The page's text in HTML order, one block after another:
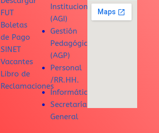
FUT
Boletas
de Pago
SINET
Vacantes
Libro de
Reclamaciones
Institucional
(AGI)
Gestión
Pedagógica
(AGP)
Personal
/RR.HH.
Informática
Secretaría
General